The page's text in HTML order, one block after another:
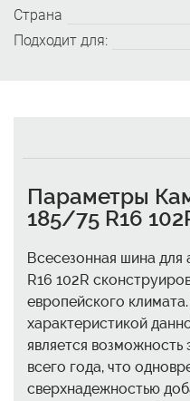
Страна
Подходит для:
Параметры
185/75 R16
Всесезонная шина
R16 102R
европейского
характеристикой
является возможность
всего года, что
сверхнадежностью